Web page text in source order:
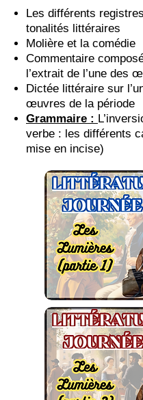
Les différents
tonalités littéraires
Molière et la comédie
Commentaire
l’extrait de l’une des
Dictée littéraire sur
œuvres de la période
Grammaire :
verbe : les différents
mise en incise)